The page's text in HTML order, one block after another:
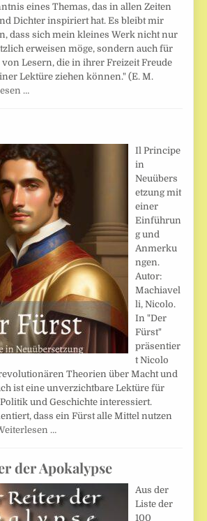
eines Themas, das in allen Zeiten
Dichter inspiriert hat. Es bleibt mir
dass sich mein kleines Werk nicht nur
erweisen möge, sondern auch für
von Lesern, die in ihrer Freizeit Freude
Lektüre ziehen können." (E. M.
…
Il Principe
in
Neuübers
etzung mit
einer
Einführun
g und
Anmerku
ngen.
Autor:
Machiavel
li, Nicolo.
In "Der
Fürst"
präsentier
t Nicolo
Theorien über Macht und
ist eine unverzichtbare Lektüre für
und Geschichte interessiert.
dass ein Fürst alle Mittel nutzen
…
der Apokalypse
Aus der
Liste der
100